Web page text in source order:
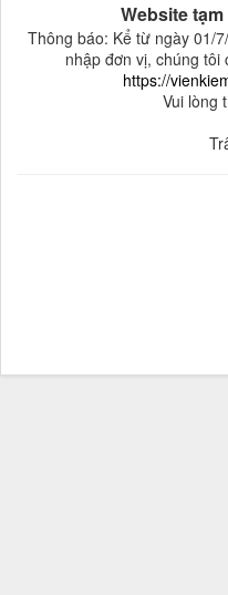
Website
Thông báo: Kể từ ngày 01/
nhập đơn vị, chúng
https://
Vui lòng